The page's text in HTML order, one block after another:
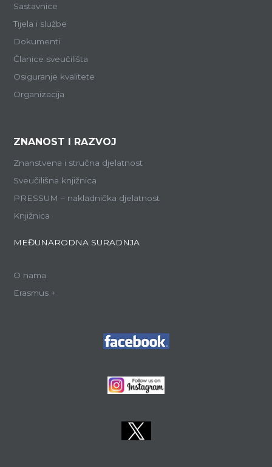
Sastavnice
Tijela i službe
Dokumenti
Članice sveučilišta
Osiguranje kvalitete
Organizacija
ZNANOST I RAZVOJ
Znanstvena i stručna djelatnost
Sveučilišna knjižnica
PRESSUM – nakladnička djelatnost
Knjižnica
MEĐUNARODNA SURADNJA
O nama
Erasmus +